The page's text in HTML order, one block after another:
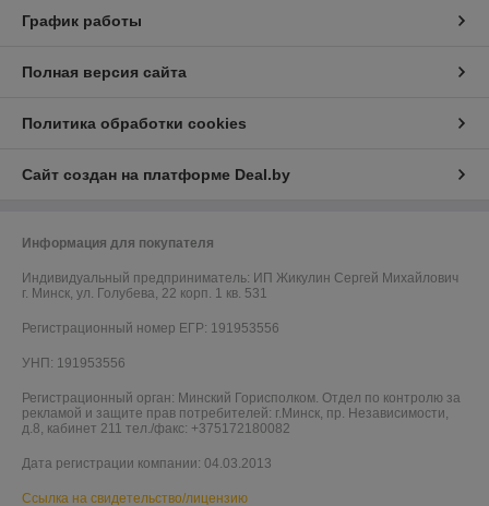
График работы
Полная версия сайта
Политика обработки cookies
Сайт создан на платформе Deal.by
Информация для покупателя
Индивидуальный предприниматель: ИП Жикулин Сергей Михайлович
г. Минск, ул. Голубева, 22 корп. 1 кв. 531
Регистрационный номер ЕГР: 191953556
УНП: 191953556
Регистрационный орган: Минский Горисполком. Отдел по контролю за
рекламой и защите прав потребителей: г.Минск, пр. Независимости,
д.8, кабинет 211 тел./факс: +375172180082
Дата регистрации компании: 04.03.2013
Ссылка на свидетельство/лицензию